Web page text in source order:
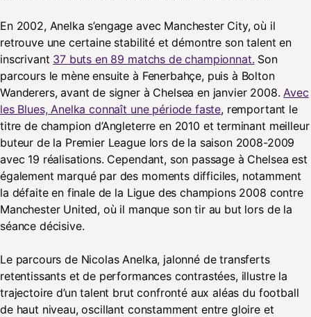
En 2002, Anelka s’engage avec Manchester City, où il
retrouve une certaine stabilité et démontre son talent en
inscrivant 37 buts en 89 matchs de championnat. Son
parcours le mène ensuite à Fenerbahçe, puis à Bolton
Wanderers, avant de signer à Chelsea en janvier 2008.Avec
les Blues, Anelka connaît une période faste, remportant le
titre de champion d’Angleterre en 2010 et terminant meilleur
buteur de la Premier League lors de la saison 2008-2009
avec 19 réalisations. Cependant, son passage à Chelsea est
également marqué par des moments difficiles, notamment
la défaite en finale de la Ligue des champions 2008 contre
Manchester United, où il manque son tir au but lors de la
séance décisive.
Le parcours de Nicolas Anelka, jalonné de transferts
retentissants et de performances contrastées, illustre la
trajectoire d’un talent brut confronté aux aléas du football
de haut niveau, oscillant constamment entre gloire et